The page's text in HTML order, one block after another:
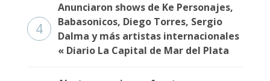
4
Anunciaron shows de Ke Personajes,
Babasonicos, Diego Torres, Sergio
Dalma y más artistas internacionales
« Diario La Capital de Mar del Plata